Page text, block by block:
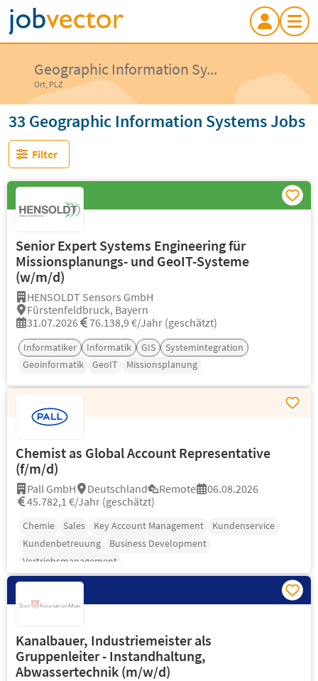
Geographic Information Sy...
Ort, PLZ
33 Geographic Information Systems Jobs
Filter
Senior Expert Systems Engineering für
Missionsplanungs- und GeoIT-Systeme
(w/m/d)
HENSOLDT Sensors GmbH
Fürstenfeldbruck, Bayern
31.07.2026
76.138,9 €/Jahr (geschätzt)
Informatiker Informatik GIS
Systemintegration
Geoinformatik
GeoIT Missionsplanung
Chemist as Global Account Representative
(f/m/d)
Pall GmbH Deutschland Remote
06.08.2026
45.782,1 €/Jahr (geschätzt)
Chemie Sales Key Account Management
Kundenservice
Kundenbetreuung
Business Development
Vertriebsmanagement
Kanalbauer, Industriemeister als
Gruppenleiter - Instandhaltung,
Abwassertechnik (m/w/d)